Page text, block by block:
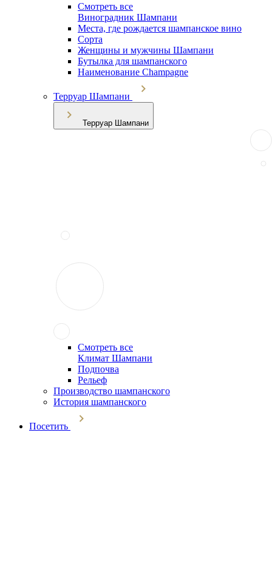
Смотреть все
Виноградник Шампани
Места, где рождается шампанское вино
Сорта
Женщины и мужчины Шампани
Бутылка для шампанского
Наименование Champagne
Терруар Шампани
Терруар Шампани
Смотреть все
Климат Шампани
Подпочва
Рельеф
Производство шампанского
История шампанского
Посетить